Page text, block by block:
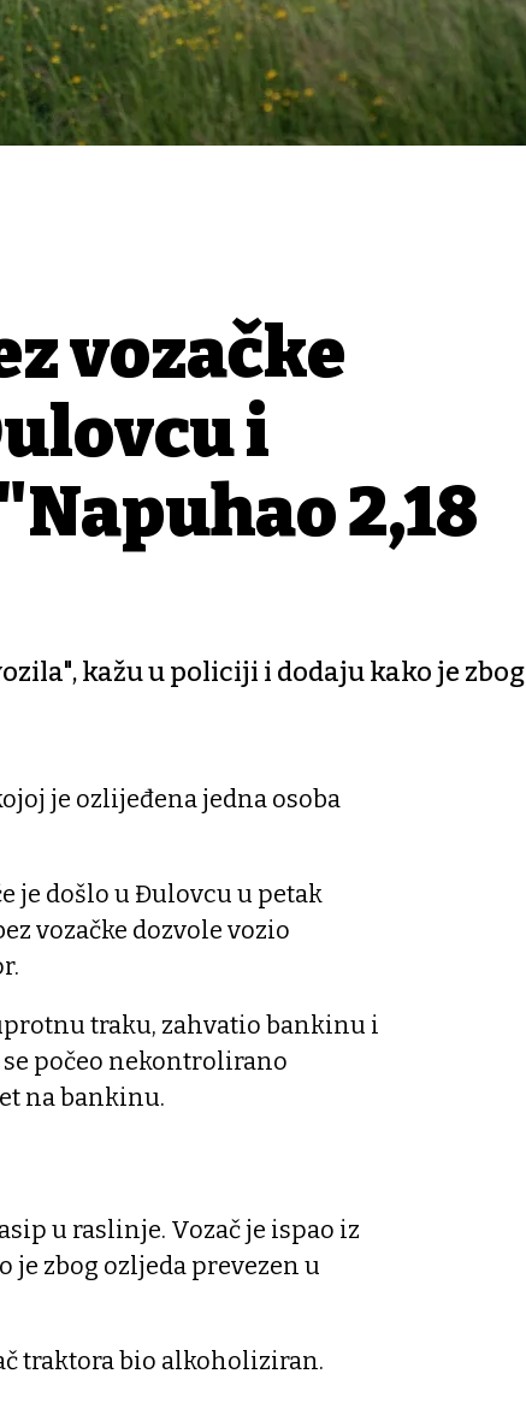
vozačke
i
2,18
kažu u policiji i dodaju kako je zbog
je ozlijeđena jedna osoba
je došlo u Đulovcu u petak
vozačke dozvole vozio
traku, zahvatio bankinu i
počeo nekontrolirano
na bankinu.
u raslinje. Vozač je ispao iz
je zbog ozljeda prevezen u
traktora bio alkoholiziran.